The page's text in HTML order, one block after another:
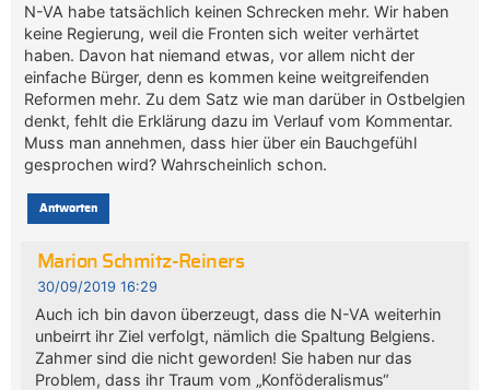
N-VA habe tatsächlich keinen Schrecken mehr. Wir haben
keine Regierung, weil die Fronten sich weiter verhärtet
haben. Davon hat niemand etwas, vor allem nicht der
einfache Bürger, denn es kommen keine weitgreifenden
Reformen mehr. Zu dem Satz wie man darüber in Ostbelgien
denkt, fehlt die Erklärung dazu im Verlauf vom Kommentar.
Muss man annehmen, dass hier über ein Bauchgefühl
gesprochen wird? Wahrscheinlich schon.
Antworten
Marion Schmitz-Reiners
30/09/2019 16:29
Auch ich bin davon überzeugt, dass die N-VA weiterhin
unbeirrt ihr Ziel verfolgt, nämlich die Spaltung Belgiens.
Zahmer sind die nicht geworden! Sie haben nur das
Problem, dass ihr Traum vom „Konföderalismus“